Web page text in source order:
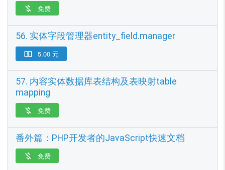
 免费
56. 实体字段管理器entity_field.manager
 5.00 元
57. 内容实体数据库表结构及表映射table
mapping
 免费
番外篇：PHP开发者的JavaScript快速文档
 免费